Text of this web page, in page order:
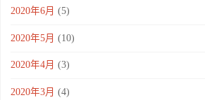
2020年6月 (5)
2020年5月 (10)
2020年4月 (3)
2020年3月 (4)